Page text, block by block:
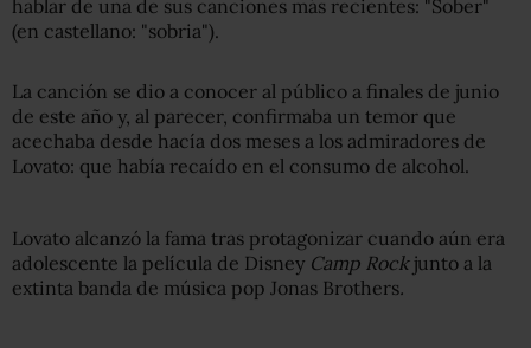
hablar de una de sus canciones más recientes: "Sober"
(en castellano: "sobria").
La canción se dio a conocer al público a finales de junio
de este año y, al parecer, confirmaba un temor que
acechaba desde hacía dos meses a los admiradores de
Lovato: que había recaído en el consumo de alcohol.
Lovato alcanzó la fama tras protagonizar cuando aún era
adolescente la película de Disney Camp Rock junto a la
extinta banda de música pop Jonas Brothers.